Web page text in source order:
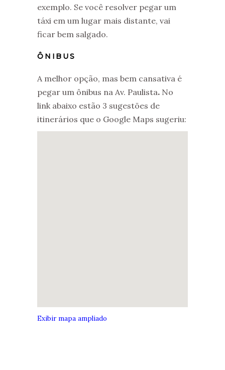
exemplo. Se você resolver pegar um
táxi em um lugar mais distante, vai
ficar bem salgado.
ÔNIBUS
A melhor opção, mas bem cansativa é
pegar um ônibus na Av. Paulista. No
link abaixo estão 3 sugestões de
itinerários que o Google Maps sugeriu:
Exibir mapa ampliado